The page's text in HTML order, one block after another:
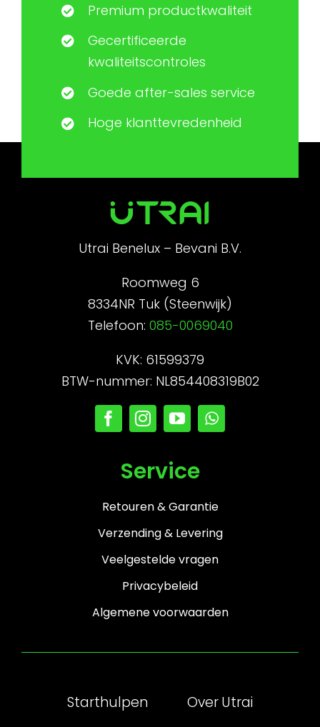
Premium productkwaliteit
Gecertificeerde
kwaliteitscontroles
Goede after-sales service
Hoge klanttevredenheid
Utrai Benelux – Bevani B.V.
Roomweg 6
8334NR Tuk (Steenwijk)
Telefoon: 085-0069040
KVK: 61599379
BTW-nummer: NL854408319B02
Service
Retouren & Garantie
Verzending & Levering
Veelgestelde vragen
Privacybeleid
Algemene voorwaarden
Starthulpen Over Utrai